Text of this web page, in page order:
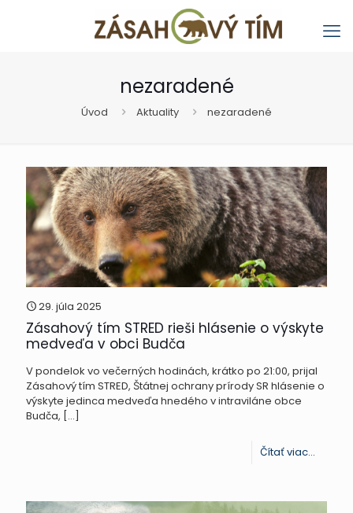
nezaradené
Úvod Aktuality nezaradené
29. júla 2025
Zásahový tím STRED rieši hlásenie o výskyte
medveďa v obci Budča
V pondelok vo večerných hodinách, krátko po 21:00, prijal
Zásahový tím STRED, Štátnej ochrany prírody SR hlásenie o
výskyte jedinca medveďa hnedého v intraviláne obce
Budča, […]
Čítať viac...
tím